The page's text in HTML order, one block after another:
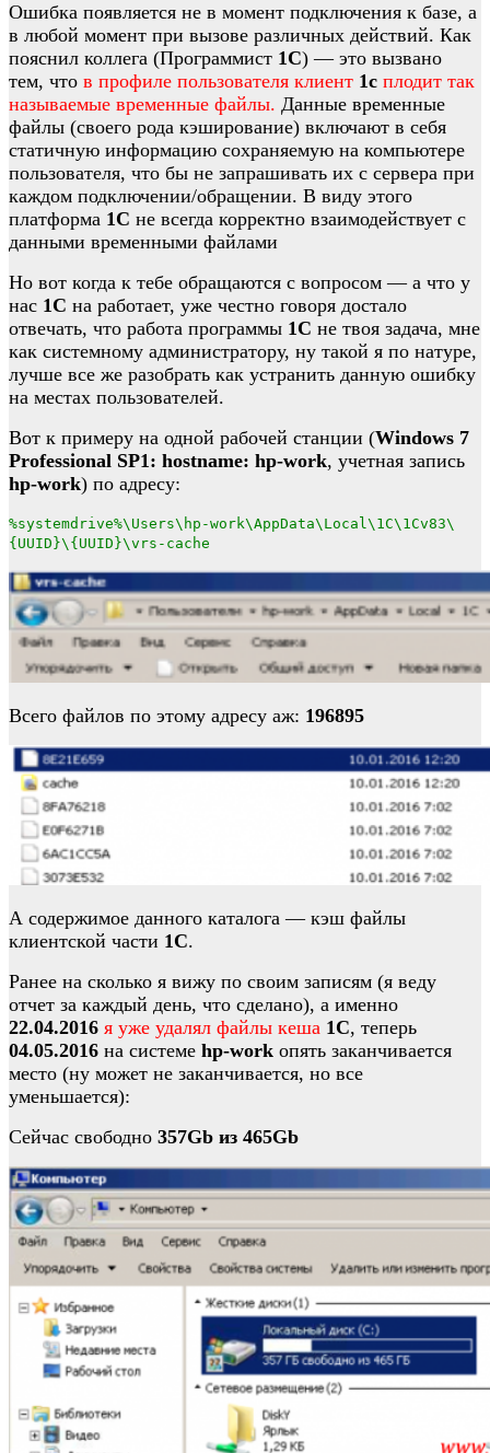
Ошибка появляется не в момент подключения к базе, а
в любой момент при вызове различных действий. Как
пояснил коллега (Программист 1С) — это вызвано
тем, что в профиле пользователя клиент 1с плодит так
называемые временные файлы. Данные временные
файлы (своего рода кэширование) включают в себя
статичную информацию сохраняемую на компьютере
пользователя, что бы не запрашивать их с сервера при
каждом подключении/обращении. В виду этого
платформа 1С не всегда корректно взаимодействует с
данными временными файлами
Но вот когда к тебе обращаются с вопросом — а что у
нас 1С на работает, уже честно говоря достало
отвечать, что работа программы 1С не твоя задача, мне
как системному администратору, ну такой я по натуре,
лучше все же разобрать как устранить данную ошибку
на местах пользователей.
Вот к примеру на одной рабочей станции (Windows 7
Professional SP1: hostname: hp-work, учетная запись
hp-work) по адресу:
%systemdrive%\Users\hp-work\AppData\Local\1C\1Cv83\
{UUID}\{UUID}\vrs-cache
Всего файлов по этому адресу аж: 196895
А содержимое данного каталога — кэш файлы
клиентской части 1С.
Ранее на сколько я вижу по своим записям (я веду
отчет за каждый день, что сделано), а именно
22.04.2016 я уже удалял файлы кеша 1С, теперь
04.05.2016 на системе hp-work опять заканчивается
место (ну может не заканчивается, но все
уменьшается):
Сейчас свободно 357Gb из 465Gb